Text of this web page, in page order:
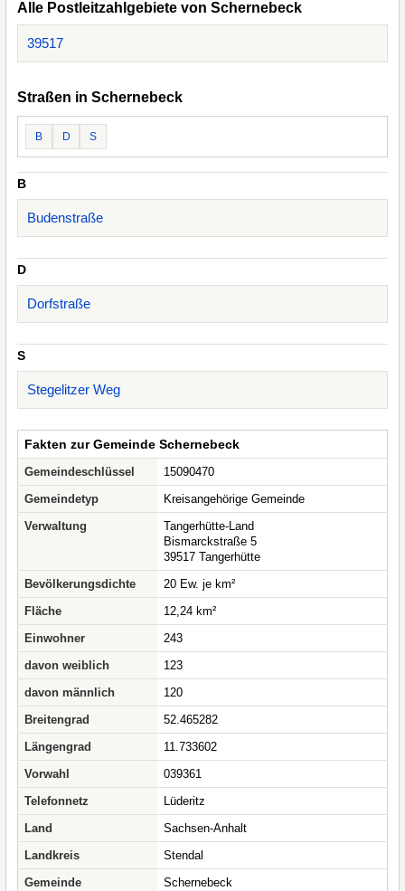
Alle Postleitzahlgebiete von Schernebeck
39517
Straßen in Schernebeck
B D S
B
Budenstraße
D
Dorfstraße
S
Stegelitzer Weg
Fakten zur Gemeinde Schernebeck
Gemeindeschlüssel
15090470
Gemeindetyp
Kreisangehörige Gemeinde
Verwaltung
Tangerhütte-Land
Bismarckstraße 5
39517 Tangerhütte
Bevölkerungsdichte
20 Ew. je km²
Fläche
12,24 km²
Einwohner
243
davon weiblich
123
davon männlich
120
Breitengrad
52.465282
Längengrad
11.733602
Vorwahl
039361
Telefonnetz
Lüderitz
Land
Sachsen-Anhalt
Landkreis
Stendal
Gemeinde
Schernebeck